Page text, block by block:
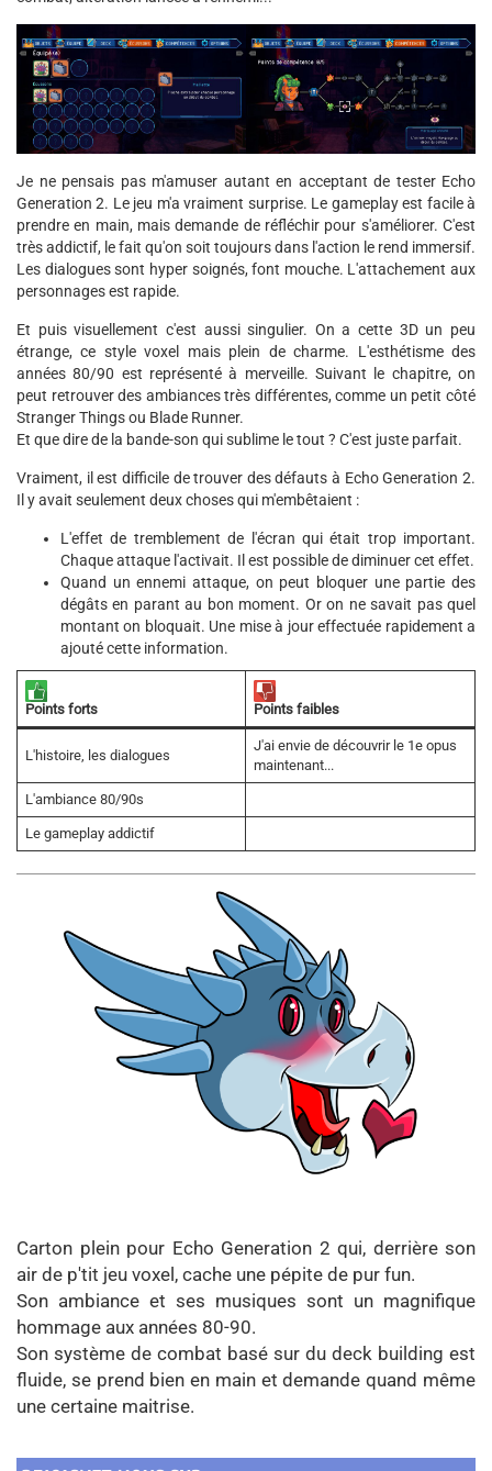
Je ne pensais pas m'amuser autant en acceptant de tester Echo
Generation 2. Le jeu m'a vraiment surprise. Le gameplay est facile à
prendre en main, mais demande de réfléchir pour s'améliorer. C'est
très addictif, le fait qu'on soit toujours dans l'action le rend immersif.
Les dialogues sont hyper soignés, font mouche. L'attachement aux
personnages est rapide.
Et puis visuellement c'est aussi singulier. On a cette 3D un peu
étrange, ce style voxel mais plein de charme. L'esthétisme des
années 80/90 est représenté à merveille. Suivant le chapitre, on
peut retrouver des ambiances très différentes, comme un petit côté
Stranger Things ou Blade Runner.
Et que dire de la bande-son qui sublime le tout ? C'est juste parfait.
Vraiment, il est difficile de trouver des défauts à Echo Generation 2.
Il y avait seulement deux choses qui m'embêtaient :
L'effet de tremblement de l'écran qui était trop important.
Chaque attaque l'activait. Il est possible de diminuer cet effet.
Quand un ennemi attaque, on peut bloquer une partie des
dégâts en parant au bon moment. Or on ne savait pas quel
montant on bloquait. Une mise à jour effectuée rapidement a
ajouté cette information.
Points forts Points faibles
L'histoire, les dialogues
J'ai envie de découvrir le 1e opus
maintenant...
L'ambiance 80/90s
Le gameplay addictif
Carton plein pour Echo Generation 2 qui, derrière son
air de p'tit jeu voxel, cache une pépite de pur fun.
Son ambiance et ses musiques sont un magnifique
hommage aux années 80-90.
Son système de combat basé sur du deck building est
fluide, se prend bien en main et demande quand même
une certaine maitrise.